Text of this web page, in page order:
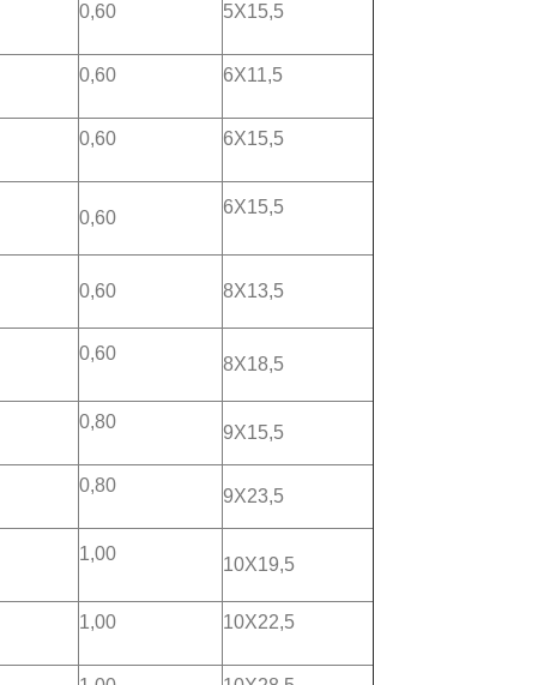
0,60 5X15,5
0,60 6X11,5
0,60 6X15,5
0,60
6X15,5
0,60 8X13,5
0,60
8X18,5
0,80
9X15,5
0,80
9X23,5
1,00
10X19,5
1,00 10X22,5